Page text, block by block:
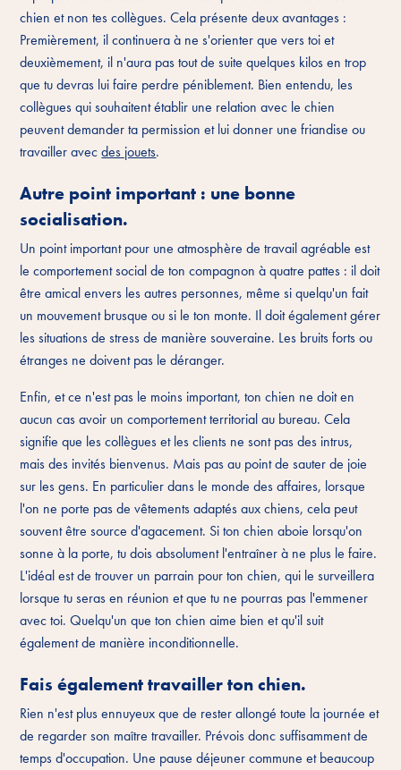
chien et non tes collègues. Cela présente deux avantages :
Premièrement, il continuera à ne s'orienter que vers toi et
deuxièmement, il n'aura pas tout de suite quelques kilos en trop
que tu devras lui faire perdre péniblement. Bien entendu, les
collègues qui souhaitent établir une relation avec le chien
peuvent demander ta permission et lui donner une friandise ou
travailler avecdes jouets.
Autre point important : une bonne
socialisation.
Un point important pour une atmosphère de travail agréable est
le comportement social de ton compagnon à quatre pattes : il doit
être amical envers les autres personnes, même si quelqu'un fait
un mouvement brusque ou si le ton monte. Il doit également gérer
les situations de stress de manière souveraine. Les bruits forts ou
étranges ne doivent pas le déranger.
Enfin, et ce n'est pas le moins important, ton chien ne doit en
aucun cas avoir un comportement territorial au bureau. Cela
signifie que les collègues et les clients ne sont pas des intrus,
mais des invités bienvenus. Mais pas au point de sauter de joie
sur les gens. En particulier dans le monde des affaires, lorsque
l'on ne porte pas de vêtements adaptés aux chiens, cela peut
souvent être source d'agacement. Si ton chien aboie lorsqu'on
sonne à la porte, tu dois absolument l'entraîner à ne plus le faire.
L'idéal est de trouver un parrain pour ton chien, qui le surveillera
lorsque tu seras en réunion et que tu ne pourras pas l'emmener
avec toi. Quelqu'un que ton chien aime bien et qu'il suit
également de manière inconditionnelle.
Fais également travailler ton chien.
Rien n'est plus ennuyeux que de rester allongé toute la journée et
de regarder son maître travailler. Prévois donc suffisamment de
temps d'occupation. Une pause déjeuner commune et beaucoup